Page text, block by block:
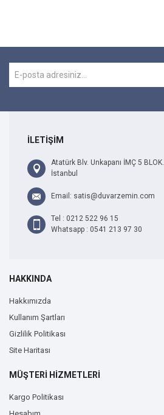
İLETİŞİM
Atatürk Blv. Unkapanı İMÇ 5
İstanbul
Email: satis@duvarzemin.com
Tel : 0212 522 96 15
Whatsapp : 0541 213 97 30
HAKKINDA
Hakkımızda
Kullanım Şartları
Gizlilik Politikası
Site Haritası
MÜŞTERİ HİZMETLERİ
Kargo Politikası